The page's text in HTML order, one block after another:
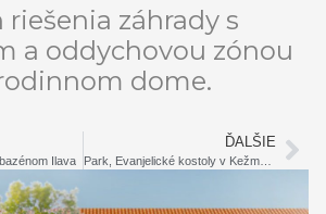
riešenia záhrady s
a oddychovou zónou
dome.
Ilava
ĎALŠIE
Park, Evanjelické kostoly v Kežmarku